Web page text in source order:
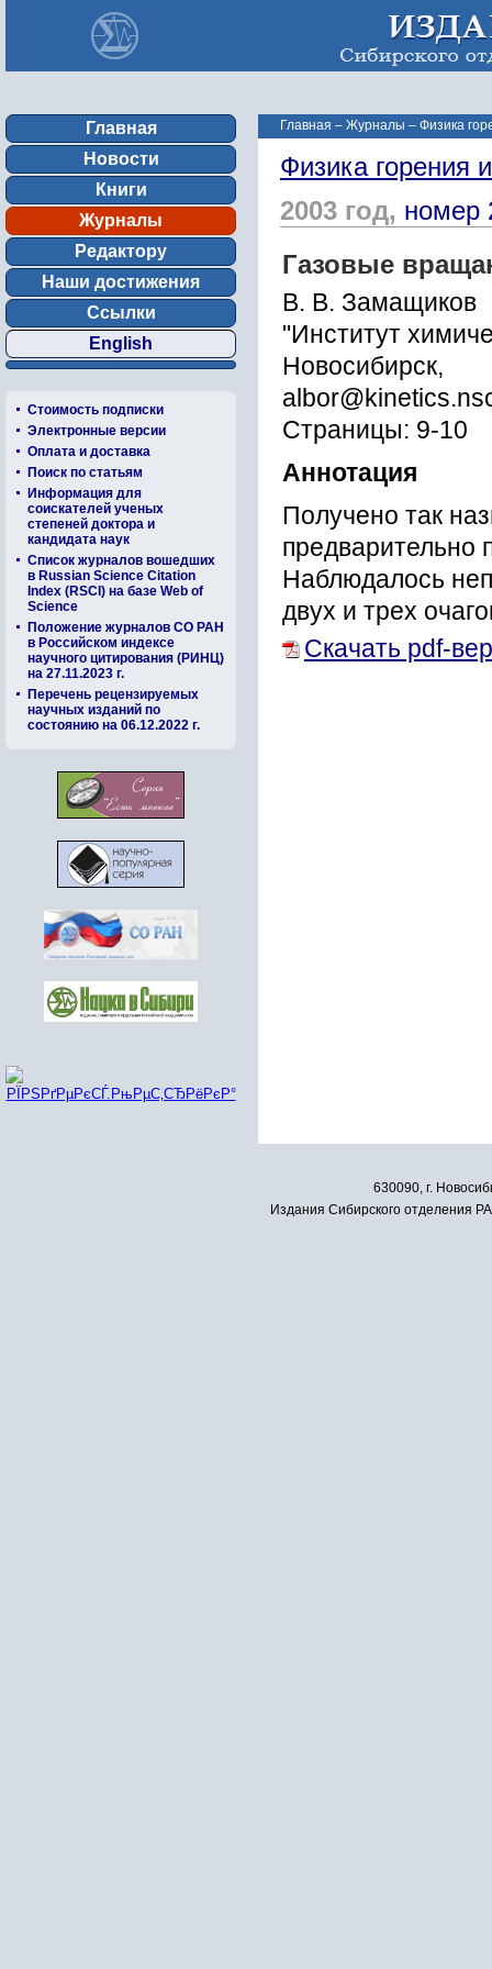
Главная
Новости
Книги
Журналы
Редактору
Наши достижения
Ссылки
English
Стоимость подписки
Электронные версии
Оплата и доставка
Поиск по статьям
Информация для
соискателей ученых
степеней доктора и
кандидата наук
Список журналов вошедших
в Russian Science Citation
Index (RSCI) на базе Web of
Science
Положение журналов СО РАН
в Российском индексе
научного цитирования (РИНЦ)
на 27.11.2023 г.
Перечень рецензируемых
научных изданий по
состоянию на 06.12.2022 г.
Главная – Журналы – Физика
Физика горения
2003 год, номер
Газовые
В. В. Замащиков
"Институт
Новосибирск,
Страницы: 9-10
Аннотация
Получено так
предварительно
Наблюдалось
двух и трех
Скачать pdf-
630090, г.
Издания Сибирского отделения